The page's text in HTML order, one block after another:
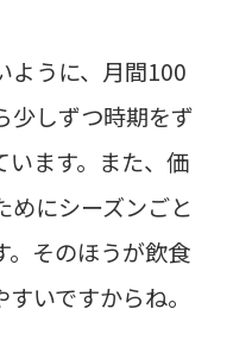
ように、月間100
少しずつ時期をず
います。また、価
めにシーズンごと
。そのほうが飲食
いですからね。